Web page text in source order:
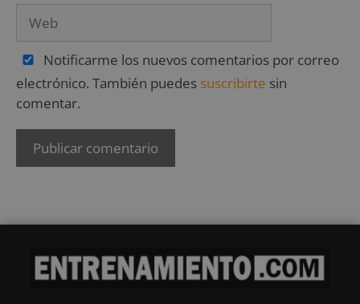
Notificarme los nuevos comentarios por correo
electrónico. También puedes suscribirte sin
comentar.